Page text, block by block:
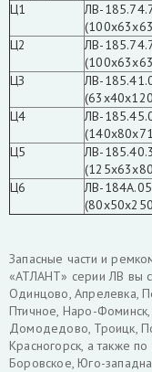
Ц1 ЛВ-
Ц2
ЛВ-
ЦЗ
ЛВ-
Ц4
ЛВ-
Ц5
ЛВ-
Ц6
ЛВ-
Запасные части и
«АТЛАНТ» серии ЛВ вы
Одинцово, Апрелевка,
Птичное, Наро-
Домодедово, Троицк,
Красногорск, а также
Боровское, Юго-